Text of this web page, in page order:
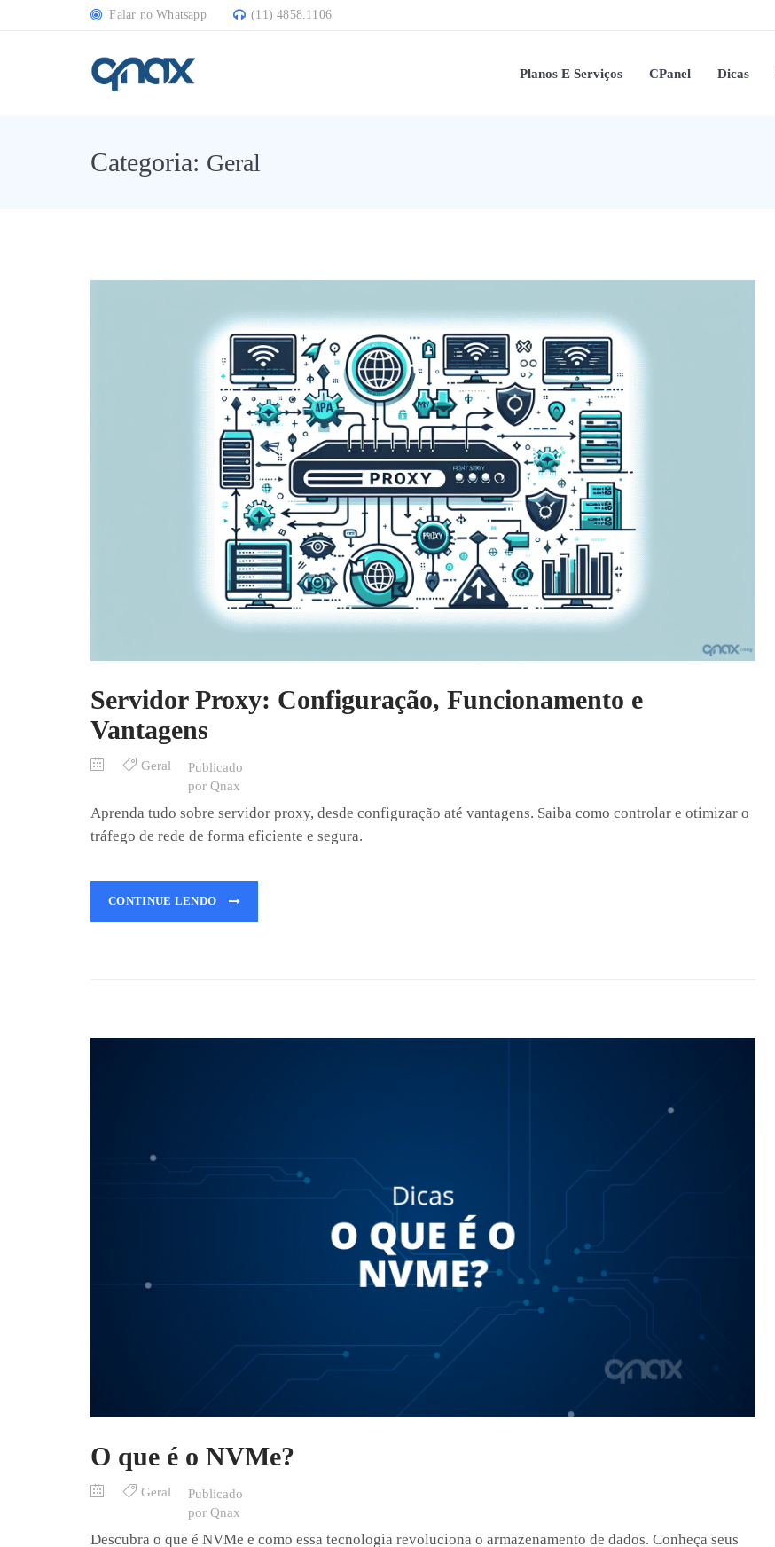
Falar no Whatsapp (11) 4858.1106
Planos E Serviços CPanel Dicas
Categoria: Geral
Servidor Proxy: Configuração, Funcionamento e
Vantagens
Geral
Aprenda tudo sobre servidor proxy, desde configuração até vantagens. Saiba como controlar e otimizar o
tráfego de rede de forma eficiente e segura.
CONTINUE LENDO
O que é o NVMe?
Geral
Descubra o que é NVMe e como essa tecnologia revoluciona o armazenamento de dados. Conheça seus